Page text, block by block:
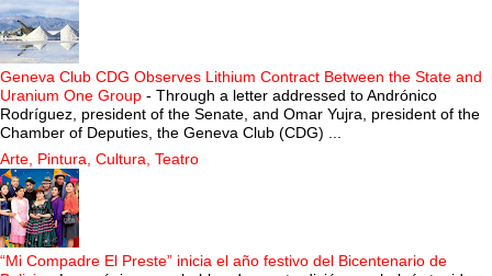
Geneva Club CDG Observes Lithium Contract Between the State and
Uranium One Group - Through a letter addressed to Andrónico
Rodríguez, president of the Senate, and Omar Yujra, president of the
Chamber of Deputies, the Geneva Club (CDG) ...
Arte, Pintura, Cultura, Teatro
“Mi Compadre El Preste” inicia el año festivo del Bicentenario de